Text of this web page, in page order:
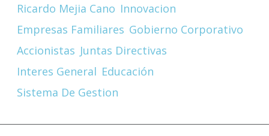
Ricardo Mejia Cano Innovacion
Empresas Familiares Gobierno Corporativo
Accionistas Juntas Directivas
Interes General Educación
Sistema De Gestion